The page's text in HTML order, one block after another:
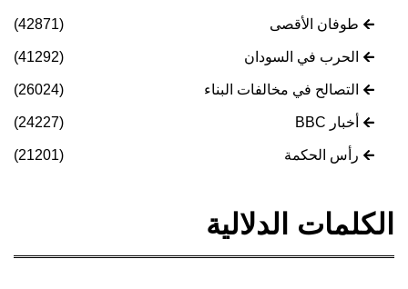
طوفان الأقصى (42871)
الحرب في السودان (41292)
التصالح في مخالفات البناء (26024)
أخبار BBC (24227)
رأس الحكمة (21201)
الكلمات الدلالية